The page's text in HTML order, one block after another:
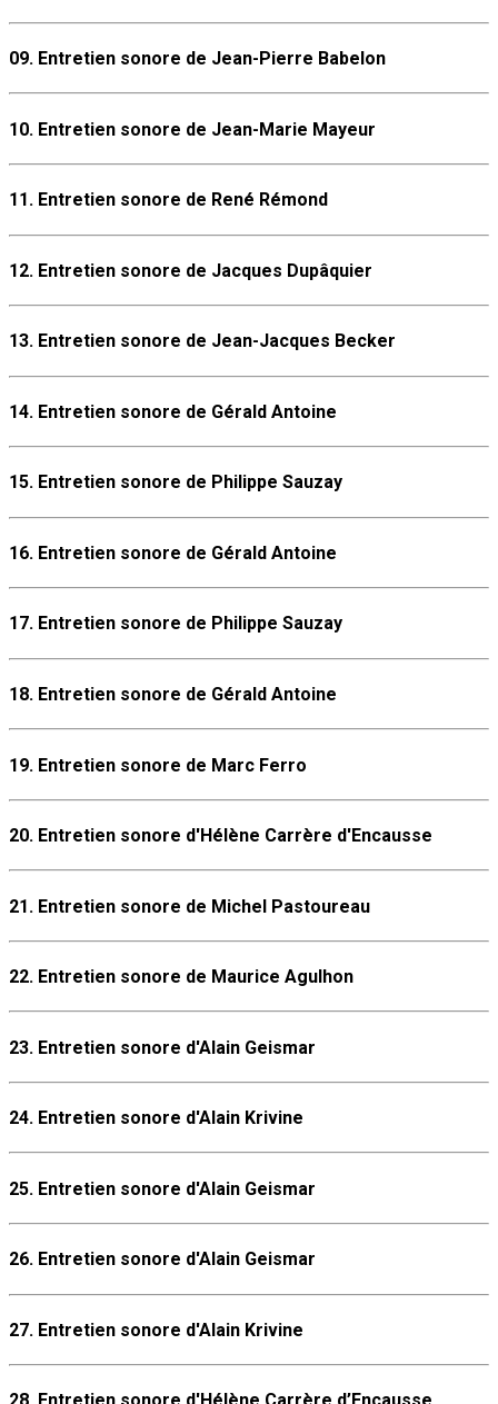
09. Entretien sonore de Jean-Pierre Babelon
10. Entretien sonore de Jean-Marie Mayeur
11. Entretien sonore de René Rémond
12. Entretien sonore de Jacques Dupâquier
13. Entretien sonore de Jean-Jacques Becker
14. Entretien sonore de Gérald Antoine
15. Entretien sonore de Philippe Sauzay
16. Entretien sonore de Gérald Antoine
17. Entretien sonore de Philippe Sauzay
18. Entretien sonore de Gérald Antoine
19. Entretien sonore de Marc Ferro
20. Entretien sonore d'Hélène Carrère d'Encausse
21. Entretien sonore de Michel Pastoureau
22. Entretien sonore de Maurice Agulhon
23. Entretien sonore d'Alain Geismar
24. Entretien sonore d'Alain Krivine
25. Entretien sonore d'Alain Geismar
26. Entretien sonore d'Alain Geismar
27. Entretien sonore d'Alain Krivine